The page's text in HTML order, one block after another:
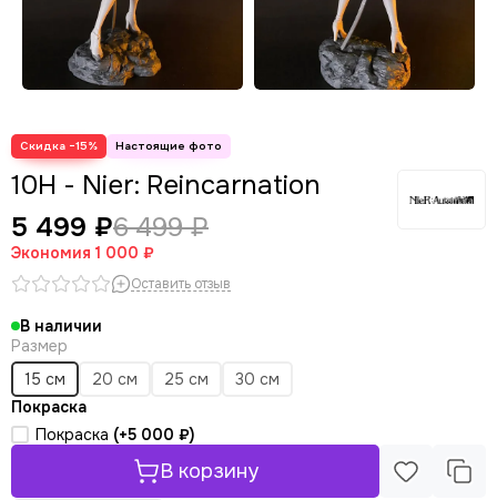
Скидка −15%
10H - Nier: Reincarnation
5 499 ₽6 499 ₽
Экономия 1 000 ₽
Оставить отзыв
В наличии
Размер
15 см
20 см 25 см
30 см
Покраска
Покраска (+5 000 ₽)
В корзину